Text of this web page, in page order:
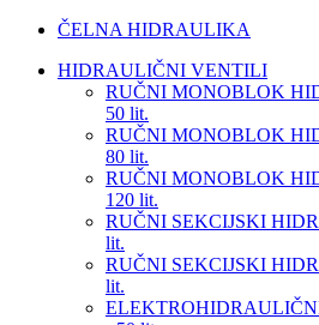
ČELNA HIDRAULIKA
HIDRAULIČNI VENTILI
RUČNI MONOBLOK
50 lit.
RUČNI MONOBLOK
80 lit.
RUČNI MONOBLOK
120 lit.
RUČNI SEKCIJSKI
lit.
RUČNI SEKCIJSKI
lit.